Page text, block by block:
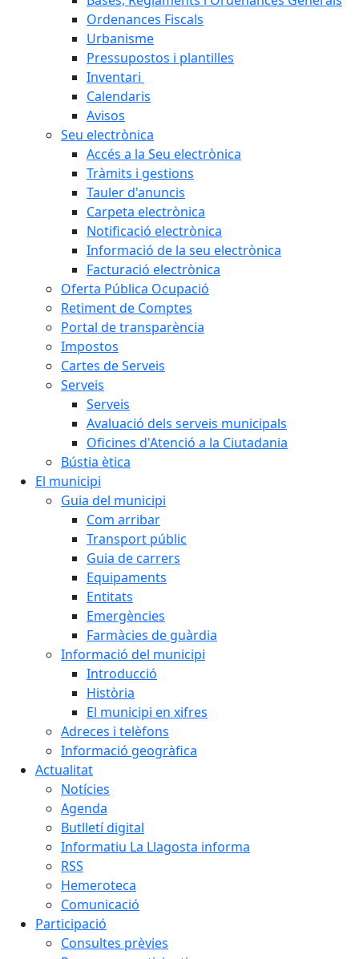
Ordenances Fiscals
Urbanisme
Pressupostos i plantilles
Inventari
Calendaris
Avisos
Seu electrònica
Accés a la Seu electrònica
Tràmits i gestions
Tauler d'anuncis
Carpeta electrònica
Notificació electrònica
Informació de la seu electrònica
Facturació electrònica
Oferta Pública Ocupació
Retiment de Comptes
Portal de transparència
Impostos
Cartes de Serveis
Serveis
Serveis
Avaluació dels serveis municipals
Oficines d'Atenció a la Ciutadania
Bústia ètica
El municipi
Guia del municipi
Com arribar
Transport públic
Guia de carrers
Equipaments
Entitats
Emergències
Farmàcies de guàrdia
Informació del municipi
Introducció
Història
El municipi en xifres
Adreces i telèfons
Informació geogràfica
Actualitat
Notícies
Agenda
Butlletí digital
Informatiu La Llagosta informa
RSS
Hemeroteca
Comunicació
Participació
Consultes prèvies